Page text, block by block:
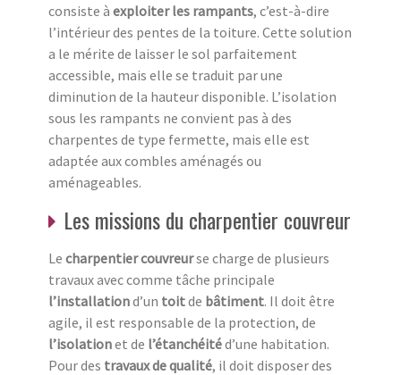
consiste à exploiter les rampants, c’est-à-dire
l’intérieur des pentes de la toiture. Cette solution
a le mérite de laisser le sol parfaitement
accessible, mais elle se traduit par une
diminution de la hauteur disponible. L’isolation
sous les rampants ne convient pas à des
charpentes de type fermette, mais elle est
adaptée aux combles aménagés ou
aménageables.
Les missions du charpentier couvreur
Le charpentier couvreurse charge de plusieurs
travaux avec comme tâche principale
l’installationd’un toitde bâtiment. Il doit être
agile, il est responsable de la protection, de
l’isolationet de l’étanchéitéd’une habitation.
Pour des travaux de qualité, il doit disposer des